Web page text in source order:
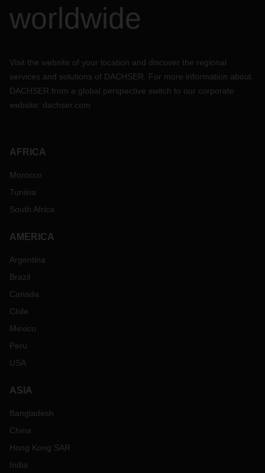
worldwide
Visit the website of your location and discover the regional
services and solutions of DACHSER. For more information about
DACHSER from a global perspective switch to our corporate
website: dachser.com
AFRICA
Morocco
Tunisia
South Africa
AMERICA
Argentina
Brazil
Canada
Chile
Mexico
Peru
USA
ASIA
Bangladesh
China
Hong Kong SAR
India